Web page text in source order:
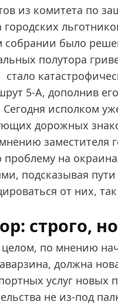
из комитета по
городских
было
полутора
5‑А, дополнив
исполком
дорожных
заместителя
на
подсказывая
от них,
строго,
по мнению
должна
услуг новых
не из‑под